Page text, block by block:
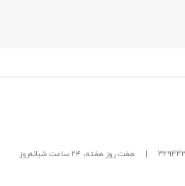
|
هفت روز هفته، ۲۴ ساعت شبانه‌روز